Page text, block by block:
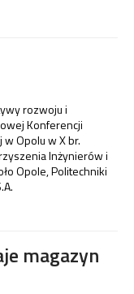
rozwoju i
Konferencji
Opolu w X br.
Inżynierów i
Opole, Politechniki
magazyn